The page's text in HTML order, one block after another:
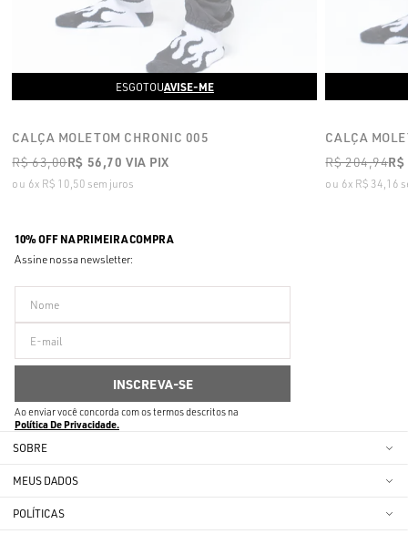
ESGOTOUAVISE-ME
CALÇA MOLETOM CHRONIC 005
R$ 56,70 VIA PIX
R$ 63,00
6x R$ 10,50 sem juros
CALÇA
R$ 204,94
6x R$ 34,16
10% OFF NA PRIMEIRA COMPRA
Assine nossa newsletter:
Ao enviar você concorda com os termos descritos na
Política De Privacidade
SOBRE
MEUS DADOS
POLÍTICAS